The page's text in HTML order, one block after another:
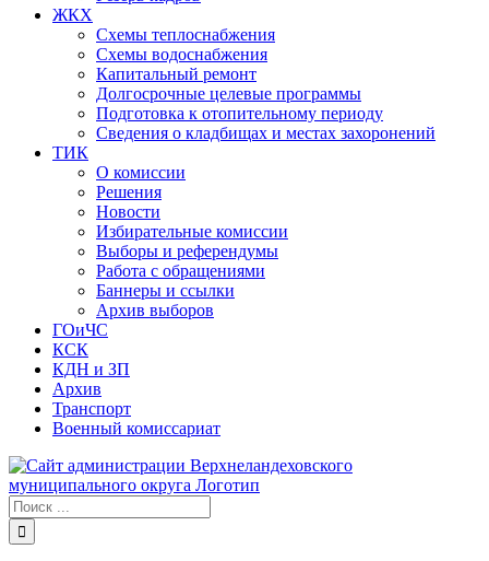
ЖКХ
Схемы теплоснабжения
Схемы водоснабжения
Капитальный ремонт
Долгосрочные целевые программы
Подготовка к отопительному периоду
Сведения о кладбищах и местах захоронений
ТИК
О комиссии
Решения
Новости
Избирательные комиссии
Выборы и референдумы
Работа с обращениями
Баннеры и ссылки
Архив выборов
ГОиЧС
КСК
КДН и ЗП
Архив
Транспорт
Военный комиссариат
Результат
поиска: